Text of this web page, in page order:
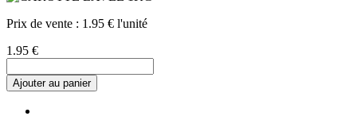
Prix de vente : 1.95 € l'unité
1.95 €
Ajouter au panier